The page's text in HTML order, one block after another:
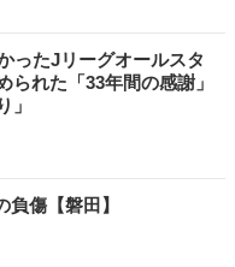
ったJリーグオールスタ
れた「33年間の感謝」
」
傷【磐田】